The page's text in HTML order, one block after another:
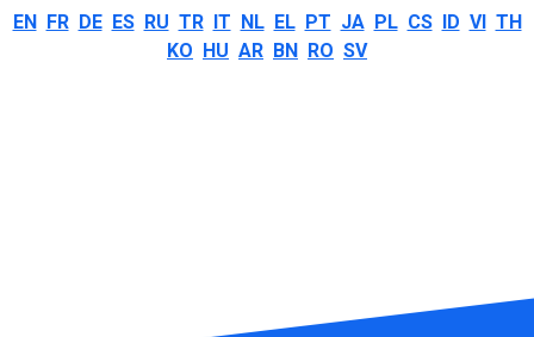
EN FR DE ES RU TR IT NL EL PT JA PL CS ID VI TH
KO HU AR BN RO SV